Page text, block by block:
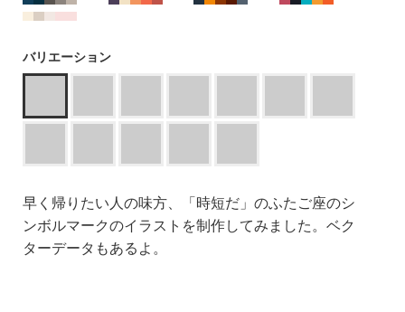
バリエーション
早く帰りたい人の味方、「時短だ」のふたご座のシ
ンボルマークのイラストを制作してみました。ベク
ターデータもあるよ。